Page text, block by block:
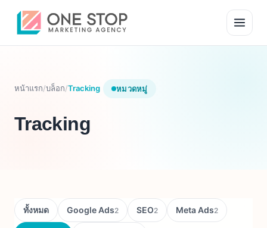
หน้าแรก/บล็อก/Tracking หมวดหมู่
Tracking
ทั้งหมด Google Ads2 SEO2 Meta Ads2